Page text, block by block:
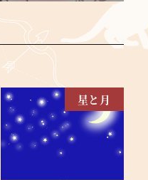
星と月